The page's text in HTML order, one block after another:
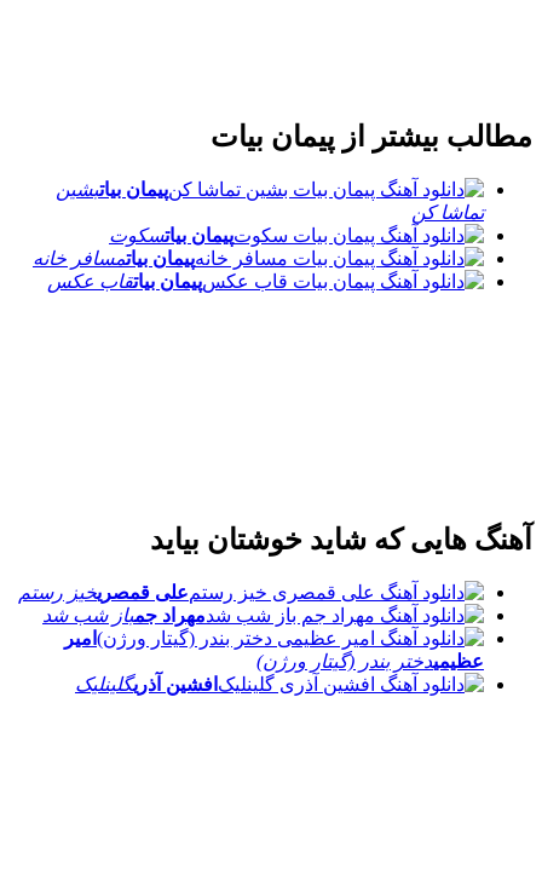
مطالب بیشتر از پیمان بیات
پیمان بیاتبشین
تماشا کن
پیمان بیاتسکوت
پیمان بیاتمسافر خانه
پیمان بیاتقاب عکس
آهنگ هایی که شاید خوشتان بیاید
علی قمصریخیز رستم
مهراد جمباز شب شد
امیر
عظیمیدختر بندر (گیتار ورژن)
افشین آذریگلینلیک